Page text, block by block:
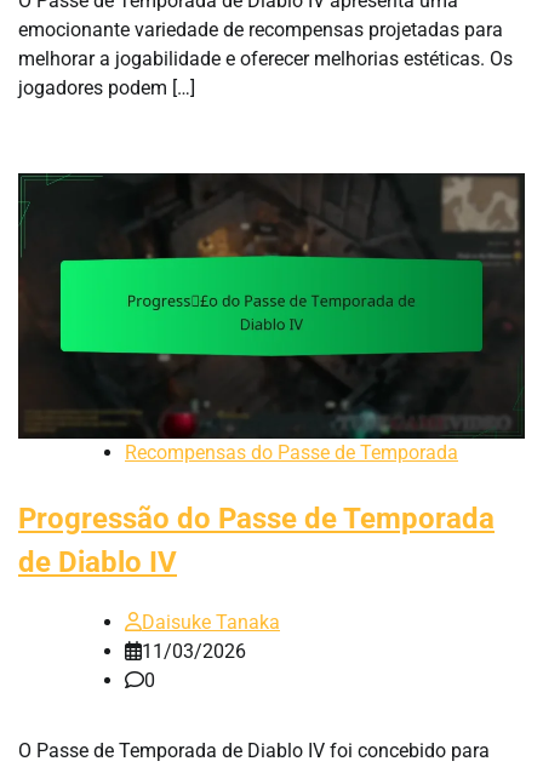
emocionante variedade de recompensas projetadas para
melhorar a jogabilidade e oferecer melhorias estéticas. Os
jogadores podem […]
Recompensas do Passe de Temporada
Progressão do Passe de Temporada
de Diablo IV
Daisuke Tanaka
11/03/2026
0
O Passe de Temporada de Diablo IV foi concebido para